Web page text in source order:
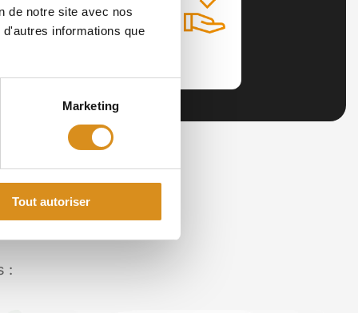
de notre site avec nos
informations que
Marketing
Tout autoriser
: